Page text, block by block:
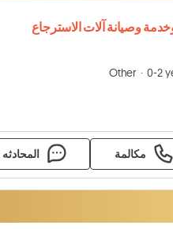
وصيانة آلات الاسترجاع
Other 0-2
مكالمة المحادثه